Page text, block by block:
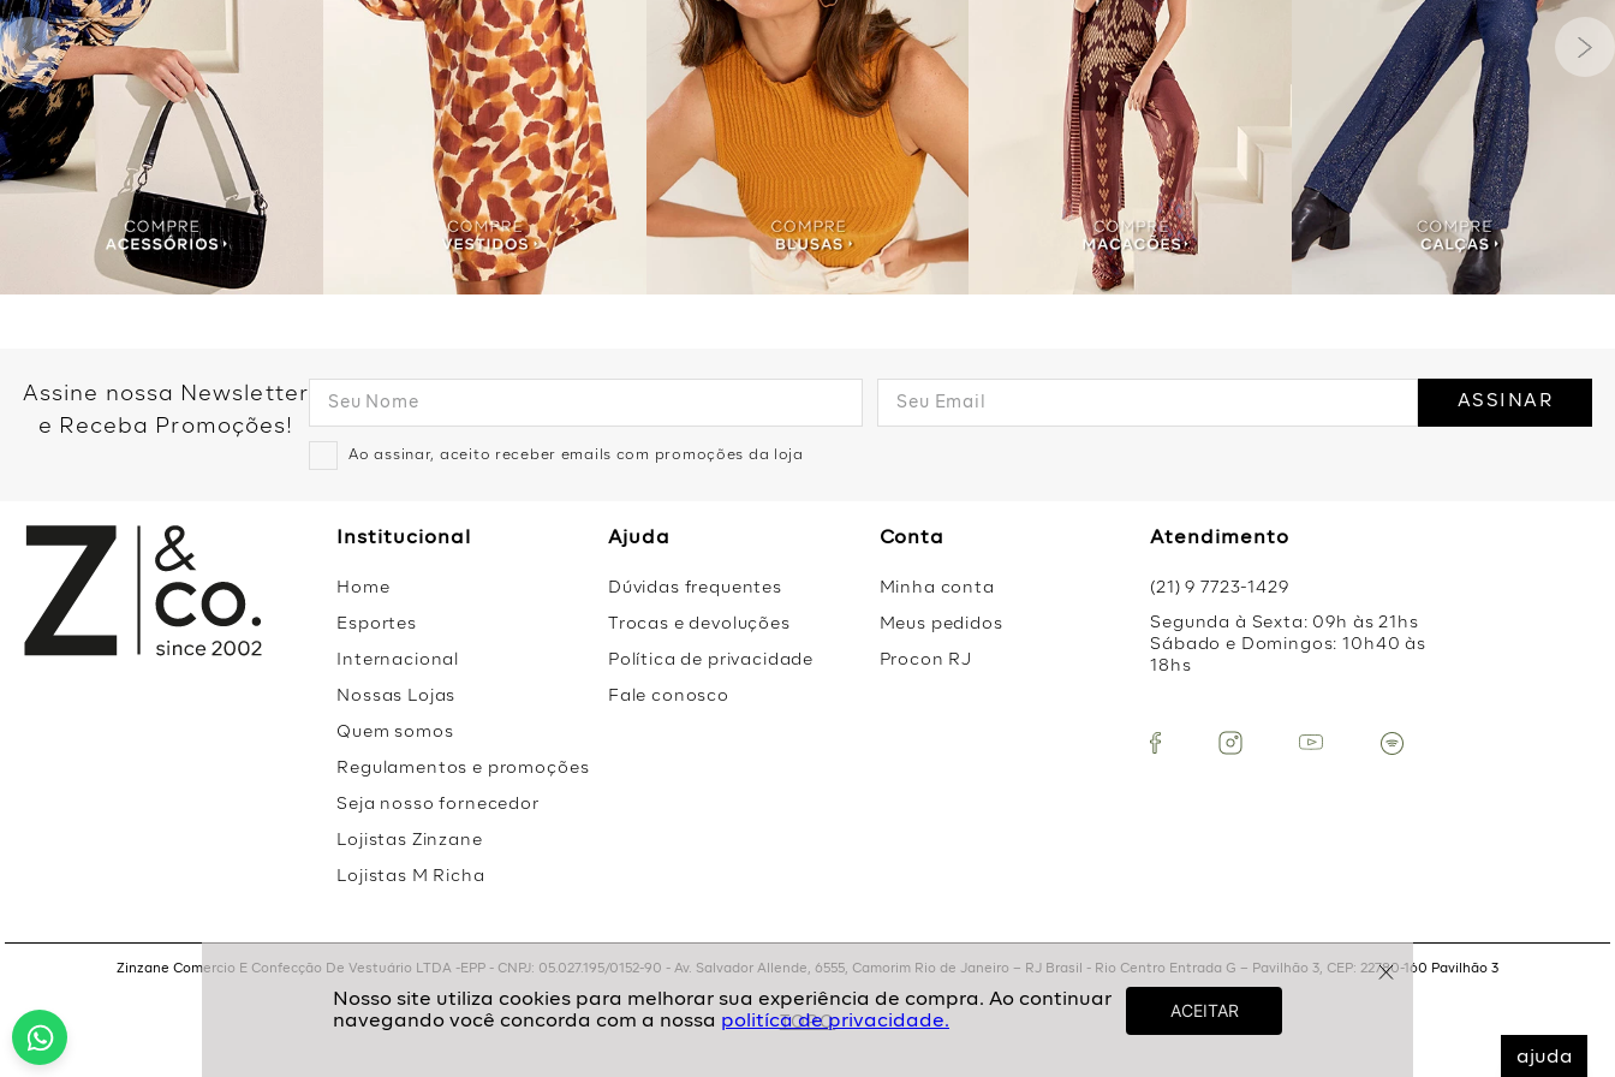
ajuda
politíca de privacidade.
Assine nossa Newsletter
e Receba Promoções!
Ao assinar, aceito receber emails com promoções da loja
ASSINAR
Institucional
Home
Esportes
Internacional
Nossas Lojas
Quem somos
Regulamentos e promoções
Seja nosso fornecedor
Lojistas Zinzane
Lojistas M Richa
Ajuda
Dúvidas frequentes
Trocas e devoluções
Política de privacidade
Fale conosco
Conta
Minha conta
Meus pedidos
Procon RJ
Atendimento
(21) 9 7723-1429
Segunda à Sexta: 09h às 21hs
Sábado e Domingos: 10h40 às
18hs
Zinzane Comercio E Confecção De Vestuário LTDA -EPP - CNPJ: 05.027.195/0152-90 - Av. Salvador Allende, 6555, Camorim Rio de Janeiro – RJ Brasil - Rio Centro Entrada G – Pavilhão 3, CEP: 22780-160 Pavilhão 3
TOPO